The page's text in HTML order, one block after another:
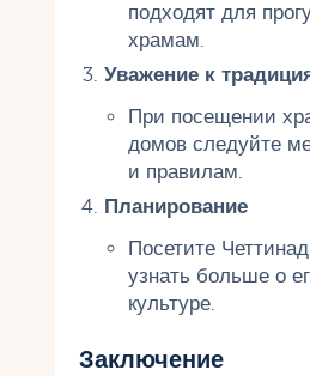
подходят для
храмам.
Уважение к
При посещении
домов следуйте
и правилам.
Планирование
Посетите
узнать больше о
культуре.
Заключение